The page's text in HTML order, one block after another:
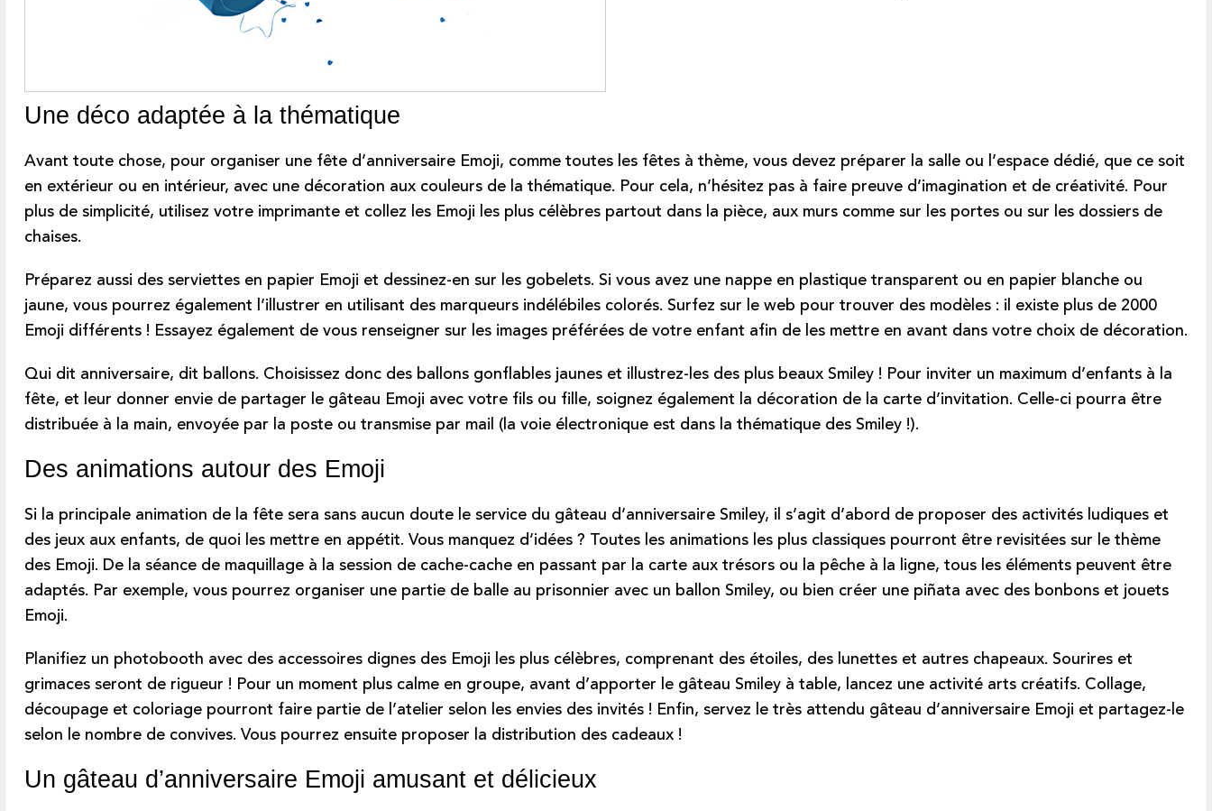
Une déco adaptée à la thématique
Avant toute chose, pour organiser une fête d’anniversaire Emoji, comme toutes les fêtes à thème, vous devez préparer la salle ou l’espace dédié, que ce soit
en extérieur ou en intérieur, avec une décoration aux couleurs de la thématique. Pour cela, n’hésitez pas à faire preuve d’imagination et de créativité. Pour
plus de simplicité, utilisez votre imprimante et collez les Emoji les plus célèbres partout dans la pièce, aux murs comme sur les portes ou sur les dossiers de
chaises.
Préparez aussi des serviettes en papier Emoji et dessinez-en sur les gobelets. Si vous avez une nappe en plastique transparent ou en papier blanche ou
jaune, vous pourrez également l’illustrer en utilisant des marqueurs indélébiles colorés. Surfez sur le web pour trouver des modèles : il existe plus de 2000
Emoji différents ! Essayez également de vous renseigner sur les images préférées de votre enfant afin de les mettre en avant dans votre choix de décoration.
Qui dit anniversaire, dit ballons. Choisissez donc des ballons gonflables jaunes et illustrez-les des plus beaux Smiley ! Pour inviter un maximum d’enfants à la
fête, et leur donner envie de partager le gâteau Emoji avec votre fils ou fille, soignez également la décoration de la carte d’invitation. Celle-ci pourra être
distribuée à la main, envoyée par la poste ou transmise par mail (la voie électronique est dans la thématique des Smiley !).
Des animations autour des Emoji
Si la principale animation de la fête sera sans aucun doute le service du gâteau d’anniversaire Smiley, il s’agit d’abord de proposer des activités ludiques et
des jeux aux enfants, de quoi les mettre en appétit. Vous manquez d’idées ? Toutes les animations les plus classiques pourront être revisitées sur le thème
des Emoji. De la séance de maquillage à la session de cache-cache en passant par la carte aux trésors ou la pêche à la ligne, tous les éléments peuvent être
adaptés. Par exemple, vous pourrez organiser une partie de balle au prisonnier avec un ballon Smiley, ou bien créer une piñata avec des bonbons et jouets
Emoji.
Planifiez un photobooth avec des accessoires dignes des Emoji les plus célèbres, comprenant des étoiles, des lunettes et autres chapeaux. Sourires et
grimaces seront de rigueur ! Pour un moment plus calme en groupe, avant d’apporter le gâteau Smiley à table, lancez une activité arts créatifs. Collage,
découpage et coloriage pourront faire partie de l’atelier selon les envies des invités ! Enfin, servez le très attendu gâteau d’anniversaire Emoji et partagez-le
selon le nombre de convives. Vous pourrez ensuite proposer la distribution des cadeaux !
Un gâteau d’anniversaire Emoji amusant et délicieux